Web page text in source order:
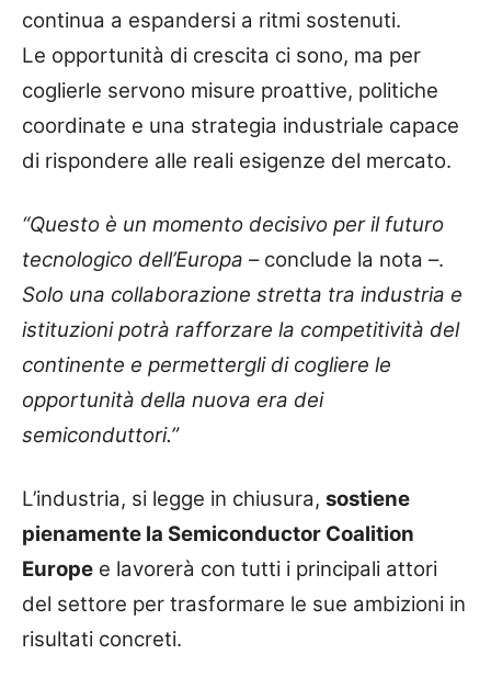
continua a espandersi a ritmi sostenuti.
Le opportunità di crescita ci sono, ma per
coglierle servono misure proattive, politiche
coordinate e una strategia industriale capace
di rispondere alle reali esigenze del mercato.
“Questo è un momento decisivo per il futuro
tecnologico dell’Europa – conclude la nota –.
Solo una collaborazione stretta tra industria e
istituzioni potrà rafforzare la competitività del
continente e permettergli di cogliere le
opportunità della nuova era dei
semiconduttori.”
L’industria, si legge in chiusura, sostiene
pienamente la Semiconductor Coalition
Europe e lavorerà con tutti i principali attori
del settore per trasformare le sue ambizioni in
risultati concreti.